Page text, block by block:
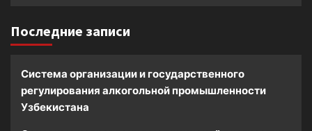
Последние записи
Система организации и государственного
регулирования алкогольной промышленности
Узбекистана